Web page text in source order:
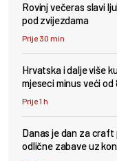
Rovinj večeras slavi
pod zvijezdama
Prije 30 min
Hrvatska i dalje više
mjeseci minus veći od
Prije 1 h
Danas je dan za
odlične zabave uz